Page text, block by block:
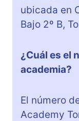
ubicada en
Bajo 2º B,
¿Cuál es el
academia?
El número
Academy